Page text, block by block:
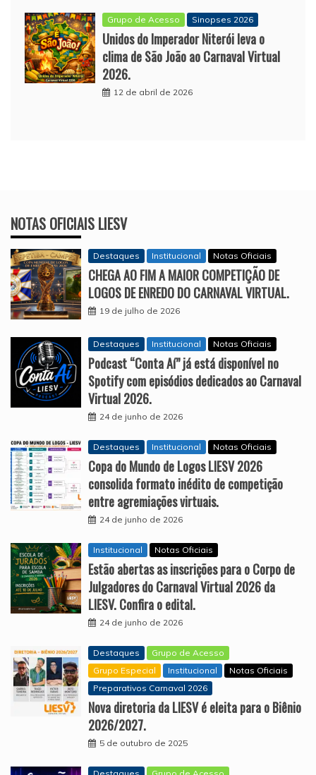
Grupo de Acesso Sinopses 2026
Unidos do Imperador Niterói leva o
clima de São João ao Carnaval Virtual
2026.
12 de abril de 2026
NOTAS OFICIAIS LIESV
Destaques Institucional Notas Oficiais
CHEGA AO FIM A MAIOR COMPETIÇÃO DE
LOGOS DE ENREDO DO CARNAVAL VIRTUAL.
19 de julho de 2026
Destaques Institucional Notas Oficiais
Podcast “Conta Aí” já está disponível no
Spotify com episódios dedicados ao Carnaval
Virtual 2026.
24 de junho de 2026
Destaques Institucional Notas Oficiais
Copa do Mundo de Logos LIESV 2026
consolida formato inédito de competição
entre agremiações virtuais.
24 de junho de 2026
Institucional Notas Oficiais
Estão abertas as inscrições para o Corpo de
Julgadores do Carnaval Virtual 2026 da
LIESV. Confira o edital.
24 de junho de 2026
Destaques
Grupo de Acesso
Grupo Especial
Institucional
Notas Oficiais
Preparativos Carnaval 2026
Nova diretoria da LIESV é eleita para o Biênio
2026/2027.
5 de outubro de 2025